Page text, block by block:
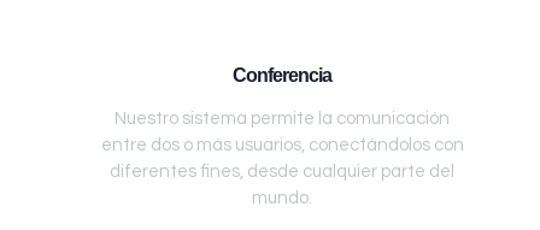
Conferencia
Nuestro sistema permite la comunicación
entre dos o más usuarios, conectándolos con
diferentes fines, desde cualquier parte del
mundo.